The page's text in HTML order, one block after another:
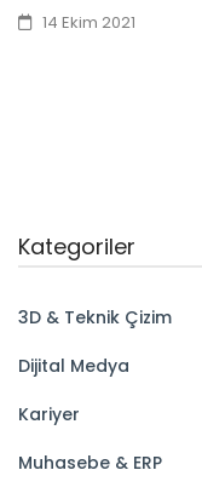
14 Ekim 2021
Kategoriler
3D & Teknik Çizim
Dijital Medya
Kariyer
Muhasebe & ERP